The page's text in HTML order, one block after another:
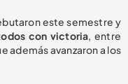
este semestre y
con victoria, entre
además avanzaron a los